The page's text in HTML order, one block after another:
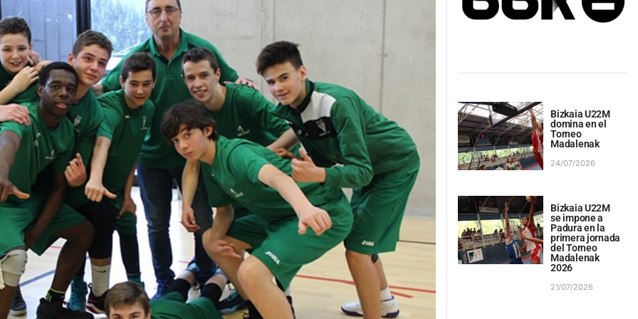
Bizkaia U22M
domina en el
Torneo
Madalenak
24/07/2026
Bizkaia U22M
se impone a
Padura en la
primera jornada
del Torneo
Madalenak
2026
21/07/2026